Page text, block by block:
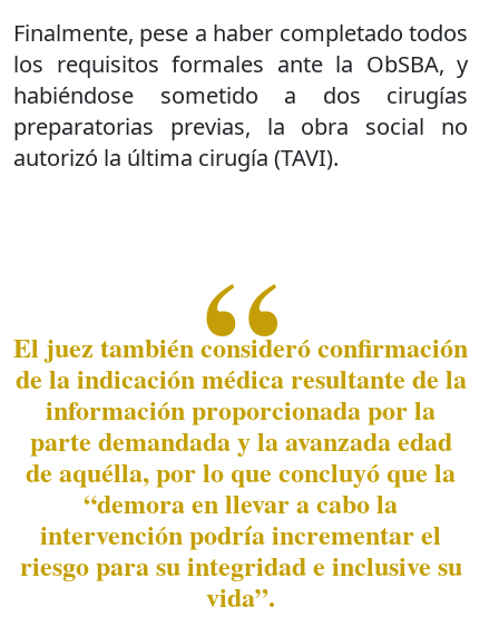
Finalmente, pese a haber completado todos
los requisitos formales ante la ObSBA, y
habiéndose sometido a dos cirugías
preparatorias previas, la obra social no
autorizó la última cirugía (TAVI).
El juez también consideró confirmación
de la indicación médica resultante de la
información proporcionada por la
parte demandada y la avanzada edad
de aquélla, por lo que concluyó que la
“demora en llevar a cabo la
intervención podría incrementar el
riesgo para su integridad e inclusive su
vida”.